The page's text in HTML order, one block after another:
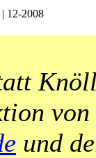
12-2008
und